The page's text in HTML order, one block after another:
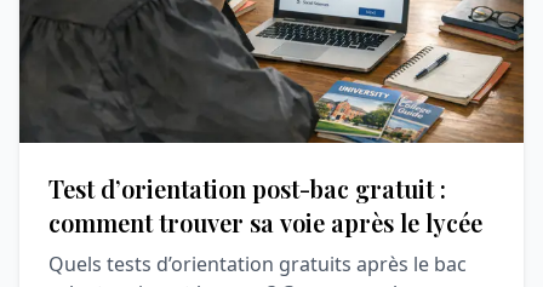
Test d’orientation post-bac gratuit :
comment trouver sa voie après le lycée
Quels tests d’orientation gratuits après le bac